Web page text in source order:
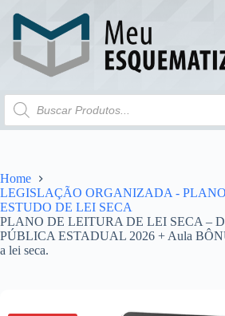
Home
LEGISLAÇÃO ORGANIZADA -
ESTUDO DE LEI SECA
PLANO DE LEITURA DE LEI SECA –
PÚBLICA ESTADUAL 2026 + Aula
a lei seca.